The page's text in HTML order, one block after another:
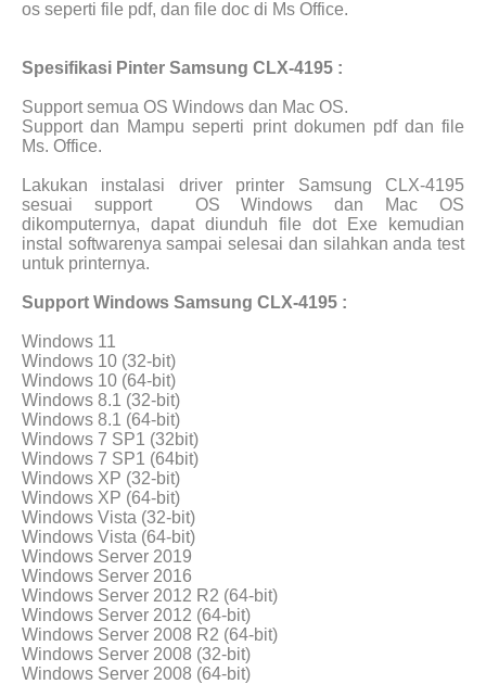
os seperti file pdf, dan file doc di Ms Office.
Spesifikasi Pinter Samsung CLX-4195 :
Support semua OS Windows dan Mac OS.
Support dan Mampu seperti print dokumen pdf dan file
Ms. Office.
Lakukan instalasi driver printer Samsung CLX-4195
sesuai support
OS Windows dan Mac OS
dikomputernya, dapat diunduh file dot Exe kemudian
instal softwarenya sampai selesai dan silahkan anda test
untuk printernya.
Support Windows Samsung CLX-4195 :
Windows 11
Windows 10 (32-bit)
Windows 10 (64-bit)
Windows 8.1 (32-bit)
Windows 8.1 (64-bit)
Windows 7 SP1 (32bit)
Windows 7 SP1 (64bit)
Windows XP (32-bit)
Windows XP (64-bit)
Windows Vista (32-bit)
Windows Vista (64-bit)
Windows Server 2019
Windows Server 2016
Windows Server 2012 R2 (64-bit)
Windows Server 2012 (64-bit)
Windows Server 2008 R2 (64-bit)
Windows Server 2008 (32-bit)
Windows Server 2008 (64-bit)